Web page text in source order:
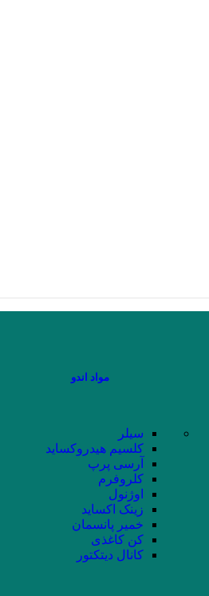
مواد اندو
سیلر
کلسیم هیدروکساید
آرسی پرپ
کلروفرم
اوژنول
زینک اکساید
خمیر پانسمان
کن کاغذی
کانال دیتکتور